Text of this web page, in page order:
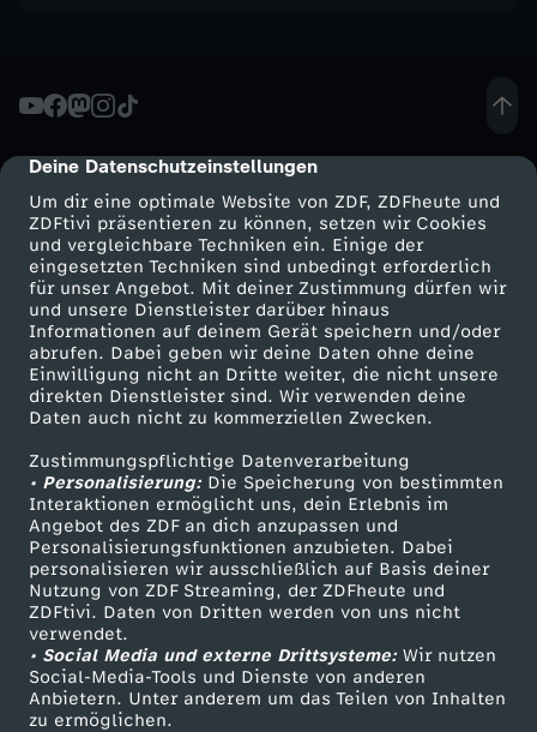
cmp-dialog-description
Deine Datenschutzeinstellungen
Um dir eine optimale Website von ZDF, ZDFheute und
ZDFtivi präsentieren zu können, setzen wir Cookies
und vergleichbare Techniken ein. Einige der
eingesetzten Techniken sind unbedingt erforderlich
für unser Angebot. Mit deiner Zustimmung dürfen wir
und unsere Dienstleister darüber hinaus
Informationen auf deinem Gerät speichern und/oder
abrufen. Dabei geben wir deine Daten ohne deine
Einwilligung nicht an Dritte weiter, die nicht unsere
direkten Dienstleister sind. Wir verwenden deine
Daten auch nicht zu kommerziellen Zwecken.
Zustimmungspflichtige Datenverarbeitung
• Personalisierung:Die Speicherung von bestimmten
Interaktionen ermöglicht uns, dein Erlebnis im
Angebot des ZDF an dich anzupassen und
Personalisierungsfunktionen anzubieten. Dabei
personalisieren wir ausschließlich auf Basis deiner
Nutzung von ZDF Streaming, der ZDFheute und
ZDFtivi. Daten von Dritten werden von uns nicht
verwendet.
• Social Media und externe Drittsysteme:Wir nutzen
Social-Media-Tools und Dienste von anderen
Anbietern. Unter anderem um das Teilen von Inhalten
zu ermöglichen.
Mehr ZDF
ZDF-Apps
Smart TV
ZDFtext
Livestreams
Sendungen A-Z
TV-Programm
Service
ZDFmitreden
Kontakt zum ZDF
Tickets
Zuschauerservice
Hilfe
ZDF Unternehmen
Karriere